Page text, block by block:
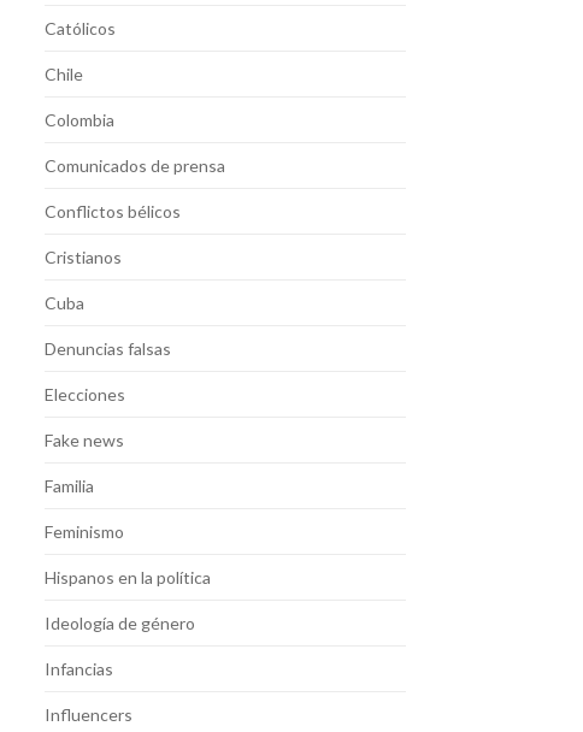
Católicos
Chile
Colombia
Comunicados de prensa
Conflictos bélicos
Cristianos
Cuba
Denuncias falsas
Elecciones
Fake news
Familia
Feminismo
Hispanos en la política
Ideología de género
Infancias
Influencers